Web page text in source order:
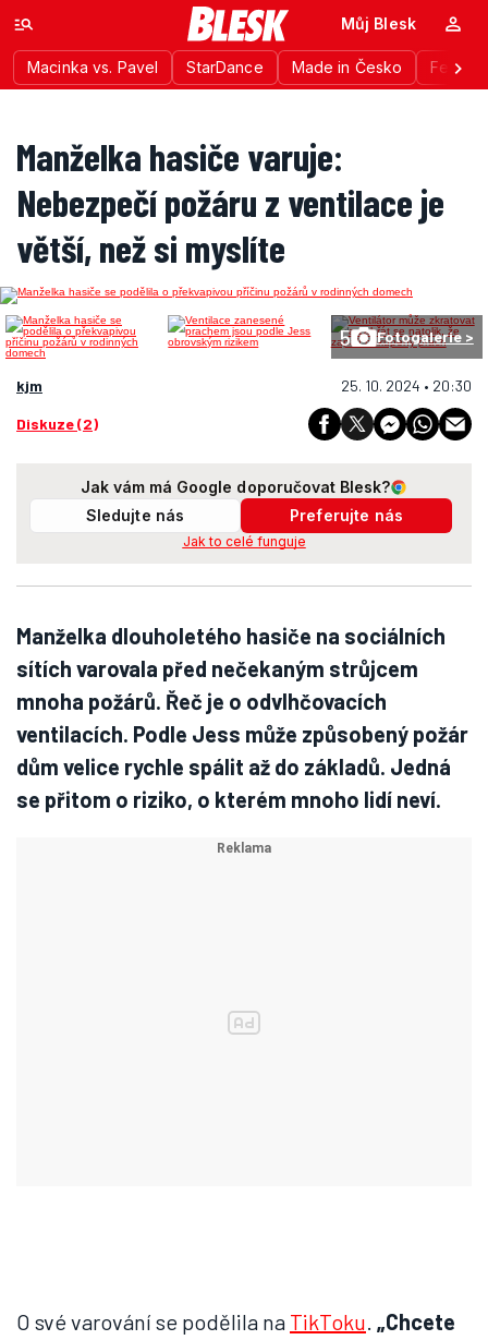
Macinka vs. Pavel StarDance Made in Česko
Můj Blesk
Manželka hasiče varuje:
Nebezpečí požáru z ventilace je
větší, než si myslíte
5 Fotogalerie >
kjm 25. 10. 2024 • 20:30
Diskuze (2)
Jak vám má Google doporučovat Blesk?
Sledujte nás
Preferujte nás
Jak to celé funguje
Manželka dlouholetého hasiče na sociálních
sítích varovala před nečekaným strůjcem
mnoha požárů. Řeč je o odvlhčovacích
ventilacích. Podle Jess může způsobený požár
dům velice rychle spálit až do základů. Jedná
se přitom o riziko, o kterém mnoho lidí neví.
O své varování se podělila na TikToku. „Chcete